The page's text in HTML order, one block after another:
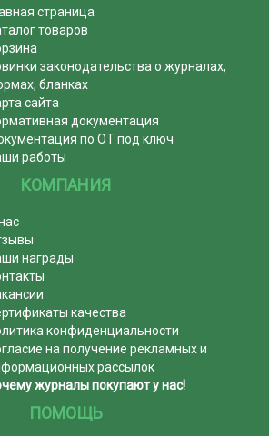
страница
товаров
законодательства о журналах,
бланках
сайта
документация
по ОТ под ключ
работы
КОМПАНИЯ
награды
качества
конфиденциальности
на получение рекламных и
рассылок
журналы покупают у нас!
ПОМОЩЬ